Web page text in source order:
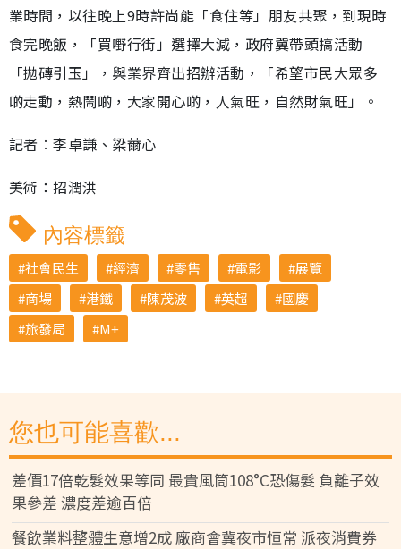
業時間，以往晚上9時許尚能「食住等」朋友共聚，到現時
食完晚飯，「買嘢行街」選擇大減，政府冀帶頭搞活動
「拋磚引玉」，與業界齊出招辦活動，「希望市民大眾多
啲走動，熱鬧啲，大家開心啲，人氣旺，自然財氣旺」。
記者︰李卓謙、梁薾心
美術：招潤洪
內容標籤
社會民生 經濟 零售 電影
展覽
商場
港鐵 陳茂波 英超
國慶
旅發局
M+
您也可能喜歡...
差價17倍乾髮效果等同 最貴風筒108°C恐傷髮 負離子效
果參差 濃度差逾百倍
餐飲業料整體生意增2成 廠商會冀夜市恒常 派夜消費券